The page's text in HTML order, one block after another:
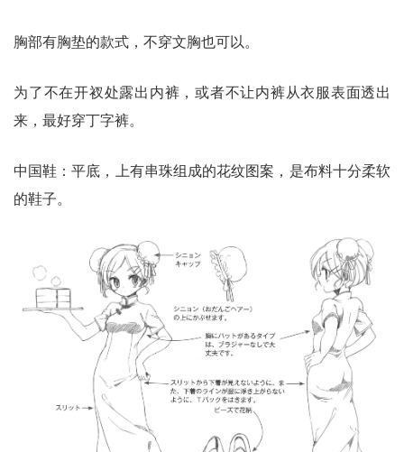
胸部有胸垫的款式，不穿文胸也可以。
为了不在开衩处露出内裤，或者不让内裤从衣服表面透出
来，最好穿丁字裤。
中国鞋：平底，上有串珠组成的花纹图案，是布料十分柔软
的鞋子。